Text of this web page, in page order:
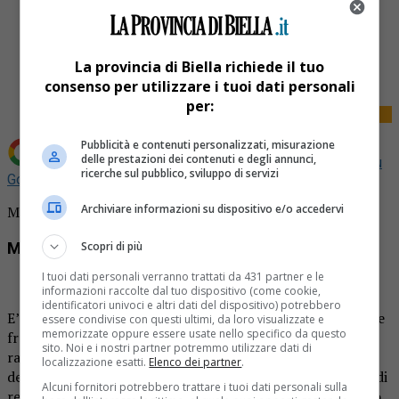
Tweet
Aggiungi La Provincia di Biella come Fonte preferita su
Google
Minaccia il suicidio sui social: salvata
Minaccia il suicidio sui social: salvata
E’ stato un amico e vedere sulla pagina social della giovane
frasi allarmanti. Ha provato a mettersi in contatto con la
ragazza. Ma non riuscendoci ha avvertito le forze
dell’ordine. Polizia e vigili del fuoco sono giunti sul luogo di
La provincia di Biella richiede il tuo
consenso per utilizzare i tuoi dati personali
per:
Pubblicità e contenuti personalizzati, misurazione
delle prestazioni dei contenuti e degli annunci,
ricerche sul pubblico, sviluppo di servizi
Archiviare informazioni su dispositivo e/o accedervi
Scopri di più
I tuoi dati personali verranno trattati da 431 partner e le
informazioni raccolte dal tuo dispositivo (come cookie,
identificatori univoci e altri dati del dispositivo) potrebbero
essere condivise con questi ultimi, da loro visualizzate e
memorizzate oppure essere usate nello specifico da questo
sito. Noi e i nostri partner potremmo utilizzare dati di
localizzazione esatti. Elenco dei partner.
Alcuni fornitori potrebbero trattare i tuoi dati personali sulla